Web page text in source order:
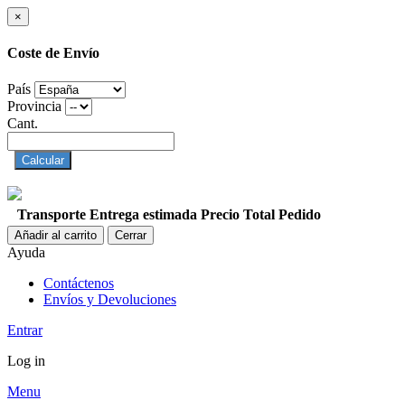
×
Coste de Envío
País
Provincia
Cant.
Calcular
Transporte Entrega estimada Precio Total Pedido
Añadir al carrito Cerrar
Ayuda
Contáctenos
Envíos y Devoluciones
Entrar
Log in
Menu